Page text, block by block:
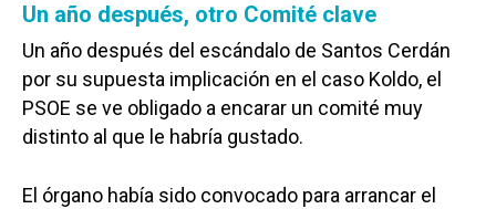
Un año después, otro Comité clave
Un año después del escándalo de Santos Cerdán
por su supuesta implicación en el caso Koldo, el
PSOE se ve obligado a encarar un comité muy
distinto al que le habría gustado.
El órgano había sido convocado para arrancar el